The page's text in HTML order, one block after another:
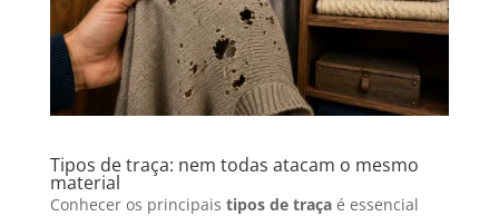
Tipos de traça: nem todas atacam o mesmo
material
Conhecer os principais tipos de traçaé essencial